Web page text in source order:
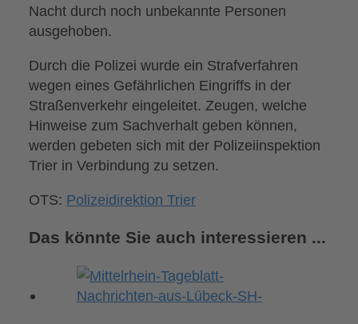
Nacht durch noch unbekannte Personen
ausgehoben.
Durch die Polizei wurde ein Strafverfahren
wegen eines Gefährlichen Eingriffs in der
Straßenverkehr eingeleitet. Zeugen, welche
Hinweise zum Sachverhalt geben können,
werden gebeten sich mit der Polizeiinspektion
Trier in Verbindung zu setzen.
OTS: Polizeidirektion Trier
Das könnte Sie auch interessieren ...